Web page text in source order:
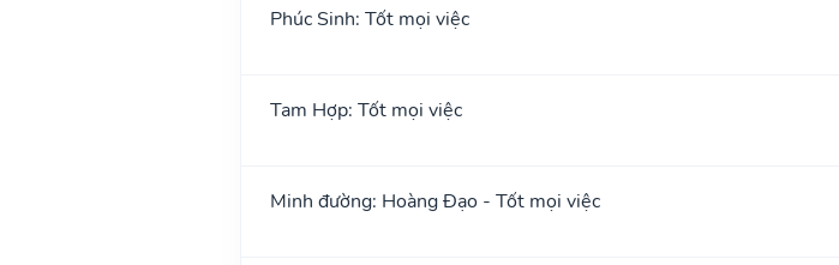
Phúc Sinh: Tốt mọi việc
Tam Hợp: Tốt mọi việc
Minh đường: Hoàng Đạo - Tốt mọi việc